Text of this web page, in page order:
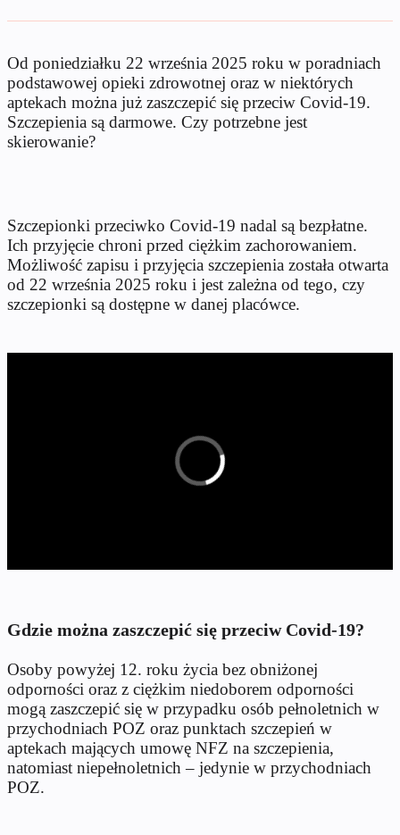
Od poniedziałku 22 września 2025 roku w poradniach
podstawowej opieki zdrowotnej oraz w niektórych
aptekach można już zaszczepić się przeciw Covid-19.
Szczepienia są darmowe. Czy potrzebne jest
skierowanie?
Szczepionki przeciwko Covid-19 nadal są bezpłatne.
Ich przyjęcie chroni przed ciężkim zachorowaniem.
Możliwość zapisu i przyjęcia szczepienia została otwarta
od 22 września 2025 roku i jest zależna od tego, czy
szczepionki są dostępne w danej placówce.
Gdzie można zaszczepić się przeciw Covid-19?
Osoby powyżej 12. roku życia bez obniżonej
odporności oraz z ciężkim niedoborem odporności
mogą zaszczepić się w przypadku osób pełnoletnich w
przychodniach POZ oraz punktach szczepień w
aptekach mających umowę NFZ na szczepienia,
natomiast niepełnoletnich – jedynie w przychodniach
POZ.